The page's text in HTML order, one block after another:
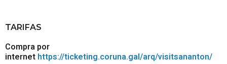
TARIFAS
Compra por
internet https://ticketing.coruna.gal/arq/visitsananton/